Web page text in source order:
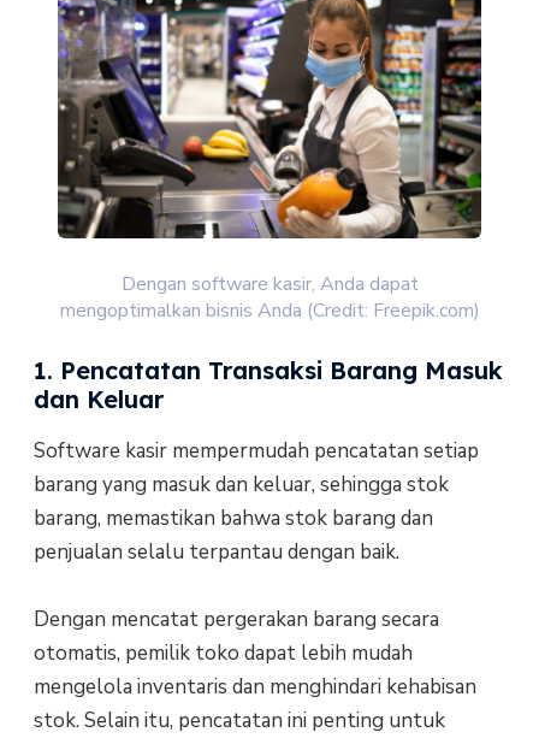
Dengan software kasir, Anda dapat
mengoptimalkan bisnis Anda (Credit: Freepik.com)
1. Pencatatan Transaksi Barang Masuk
dan Keluar
Software kasir mempermudah pencatatan setiap
barang yang masuk dan keluar, sehingga stok
barang, memastikan bahwa stok barang dan
penjualan selalu terpantau dengan baik.
Dengan mencatat pergerakan barang secara
otomatis, pemilik toko dapat lebih mudah
mengelola inventaris dan menghindari kehabisan
stok. Selain itu, pencatatan ini penting untuk